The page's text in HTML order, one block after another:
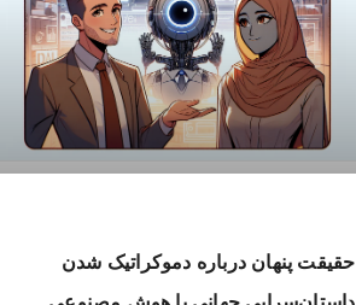
حقیقت پنهان درباره دموکراتیک شدن